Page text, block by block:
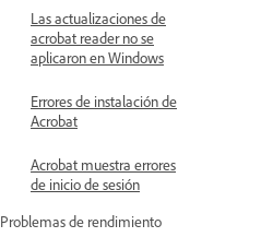
Las actualizaciones de
acrobat reader no se
aplicaron en Windows
Errores de instalación de
Acrobat
Acrobat muestra errores
de inicio de sesión
Problemas de rendimiento